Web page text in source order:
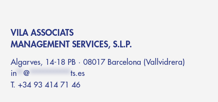
VILA ASSOCIATS
MANAGEMENT SERVICES, S.L.P.
Algarves, 14-18 PB · 08017 Barcelona (Vallvidrera)
in **@ ************ts.es
T. +34 93 414 71 46